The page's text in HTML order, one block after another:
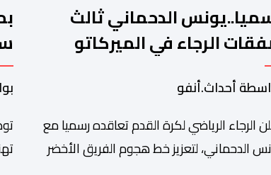
الدحماني ثالث
الرجاء في الميركاتو
أحداث.أنفو
الرجاء الرياضي لكرة القدم تعاقده رسميا مع
الدحماني، لتعزيز خط هجوم الفريق الأخضر